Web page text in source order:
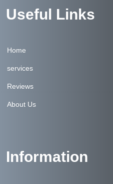
Useful Links
Home
services
Reviews
About Us
Information